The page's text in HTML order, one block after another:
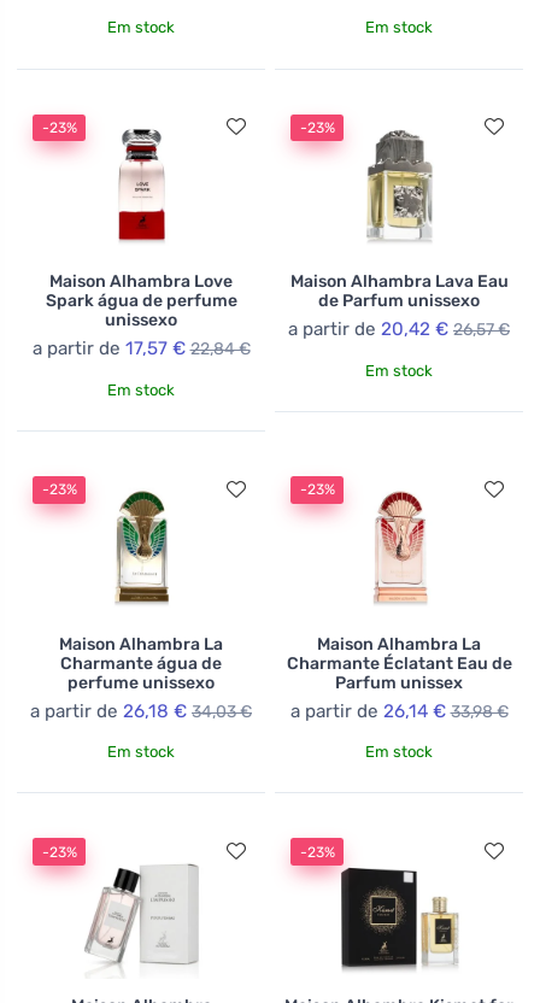
Em stock Em stock
-23%
Maison Alhambra Love
Spark água de perfume
unissexo
a partir de 17,57 € 22,84 €
Em stock
-23%
Maison Alhambra Lava Eau
de Parfum unissexo
a partir de 20,42 € 26,57 €
Em stock
-23%
Maison Alhambra La
Charmante água de
perfume unissexo
a partir de 26,18 € 34,03 €
Em stock
-23%
Maison Alhambra La
Charmante Éclatant Eau de
Parfum unissex
a partir de 26,14 € 33,98 €
Em stock
-23% -23%